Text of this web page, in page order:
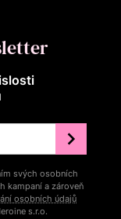
svých osobních
kampaní a zároveň
osobních údajů
s.r.o.